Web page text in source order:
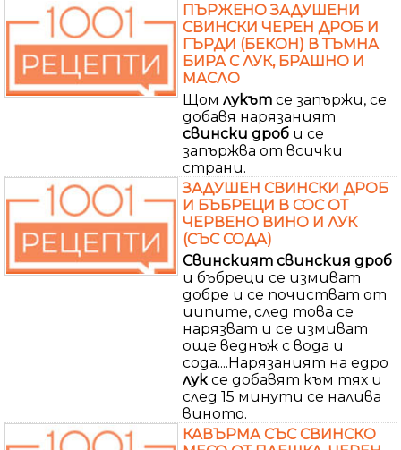
ПЪРЖЕНО ЗАДУШЕНИ
СВИНСКИ ЧЕРЕН ДРОБ И
ГЪРДИ (БЕКОН) В ТЪМНА
БИРА С ЛУК, БРАШНО И
МАСЛО
Щом лукът се запържи, се
добавя нарязаният
свински дроб и се
запържва от всички
страни.
ЗАДУШЕН СВИНСКИ ДРОБ
И БЪБРЕЦИ В СОС ОТ
ЧЕРВЕНО ВИНО И ЛУК
(СЪС СОДА)
Свинският свинския дроб
и бъбреци се измиват
добре и се почистват от
ципите, след това се
нарязват и се измиват
още веднъж с вода и
сода....Нарязаният на едро
лук се добавят към тях и
след 15 минути се налива
виното.
КАВЪРМА СЪС СВИНСКО